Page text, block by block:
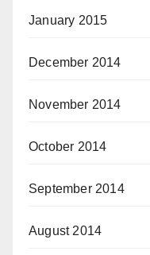
January 2015
December 2014
November 2014
October 2014
September 2014
August 2014